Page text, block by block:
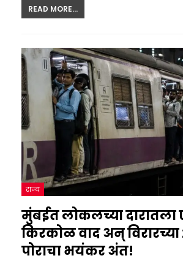
READ MORE...
राज्य
मुंबईत लोकलच्या दारातला
किरकोळ वाद अन् विरारच्या
पोराचा भयंकर अंत!